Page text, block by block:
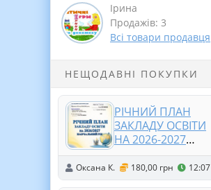
Ірина
Продажів: 3
Всі товари продавця
НЕЩОДАВНІ ПОКУПКИ
РІЧНИЙ ПЛАН
ЗАКЛАДУ ОСВІТИ
НА 2026-2027
НАВЧАЛЬНИЙ РІК
(АНАЛІЗ ТА ПЛАН
РОЗРОБЛЕНО ЗА
Оксана К. 180,00 грн 12:07